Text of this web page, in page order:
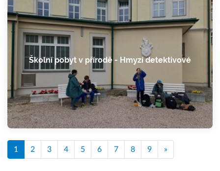
Školní pobyt v přírodě - Hmyzí detektivové
1 2 3 4 5 6 7 8 9 »